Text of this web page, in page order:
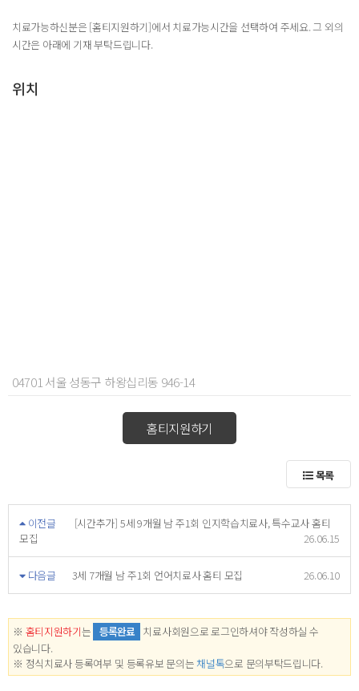
치료가능하신분은 [홈티지원하기]에서 치료가능시간을 선택하여 주세요. 그 외의
시간은 아래에 기재 부탁드립니다.
위치
04701 서울 성동구 하왕십리동 946-14
홈티지원하기
목록
이전글
[시간추가] 5세 9개월 남 주1회 인지학습치료사, 특수교사 홈티
모집
26.06.15
다음글 3세 7개월 남 주1회 언어치료사 홈티 모집 26.06.10
※ 홈티지원하기는 등록완료 치료사회원으로 로그인하셔야 작성하실 수
있습니다.
※ 정식치료사 등록여부 및 등록유보 문의는 채널톡으로 문의부탁드립니다.